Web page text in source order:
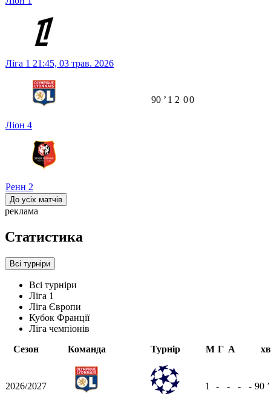
Ліга 1 21:45, 03 трав. 2026
Ліон 4
Ренн 2
90 ʼ 1 2 00
До усіх матчів
реклама
Статистика
Всі турніри
Всі турніри
Ліга 1
Ліга Європи
Кубок Франції
Ліга чемпіонів
Сезон
Команда Турнір М Г А хв
2026/2027 1 - - - - 90 ʼ